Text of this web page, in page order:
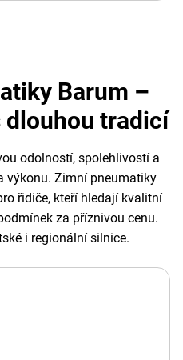
Barum –
dlouhou tradicí
odolností, spolehlivostí a
výkonu. Zimní pneumatiky
řidiče, kteří hledají kvalitní
za příznivou cenu.
i regionální silnice.